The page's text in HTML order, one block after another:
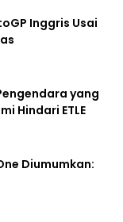
Inggris Usai
yang
Hindari ETLE
Diumumkan: